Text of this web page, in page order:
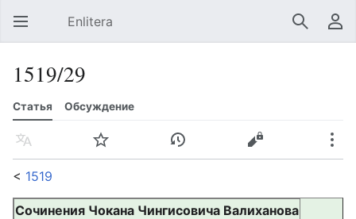
Открыть главное меню Enlitera Найти Пользовательское меню
1519/29
Статья Обсуждение
Язык Следить История
Ещё
< 1519
Сочинения Чокана Чингисовича Валиханова